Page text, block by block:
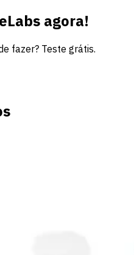
agora!
fazer? Teste grátis.